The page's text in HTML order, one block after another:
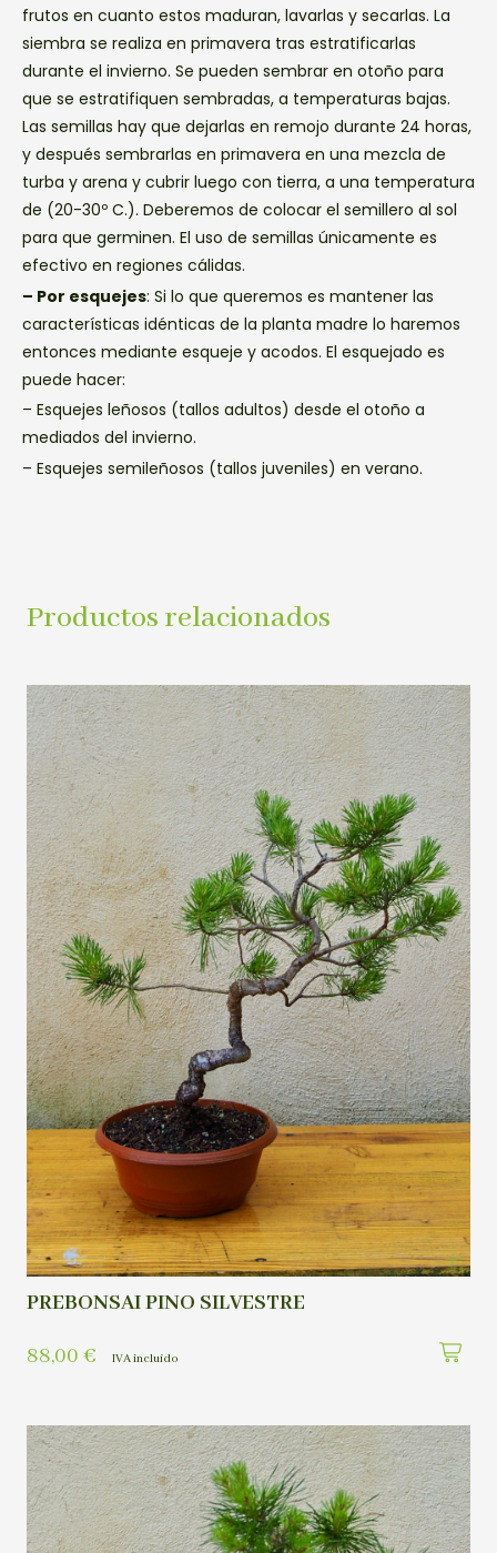
frutos en cuanto estos maduran, lavarlas y secarlas. La
siembra se realiza en primavera tras estratificarlas
durante el invierno. Se pueden sembrar en otoño para
que se estratifiquen sembradas, a temperaturas bajas.
Las semillas hay que dejarlas en remojo durante 24 horas,
y después sembrarlas en primavera en una mezcla de
turba y arena y cubrir luego con tierra, a una temperatura
de (20-30º C.). Deberemos de colocar el semillero al sol
para que germinen. El uso de semillas únicamente es
efectivo en regiones cálidas.
– Por esquejes: Si lo que queremos es mantener las
características idénticas de la planta madre lo haremos
entonces mediante esqueje y acodos. El esquejado es
puede hacer:
– Esquejes leñosos (tallos adultos) desde el otoño a
mediados del invierno.
– Esquejes semileñosos (tallos juveniles) en verano.
Productos relacionados
PREBONSAI PINO SILVESTRE
88,00 € IVA incluído